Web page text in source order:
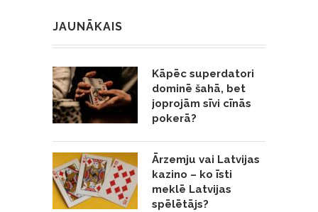
JAUNĀKAIS
Kāpēc superdatori
dominē šahā, bet
joprojām sīvi cīnās
pokerā?
Ārzemju vai Latvijas
kazino – ko īsti
meklē Latvijas
spēlētājs?